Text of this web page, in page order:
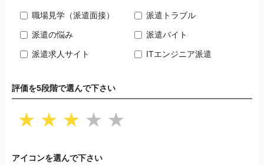
職場見学（派遣面接） 派遣トラブル
派遣の悩み 派遣バイト
派遣求人サイト ITエンジニア派遣
評価を5段階で選んで下さい
★ ★ ★ ★ ★
アイコンを選んで下さい